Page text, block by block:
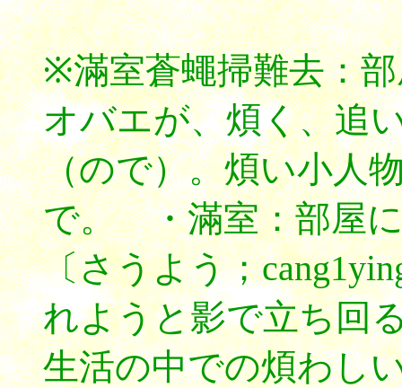
※滿室蒼蠅掃難去：
オバエが、煩く、追
（ので）。煩い小人
で。 ・滿室：部屋
〔さうよう；
れようと影で立ち回
生活の中での煩わし